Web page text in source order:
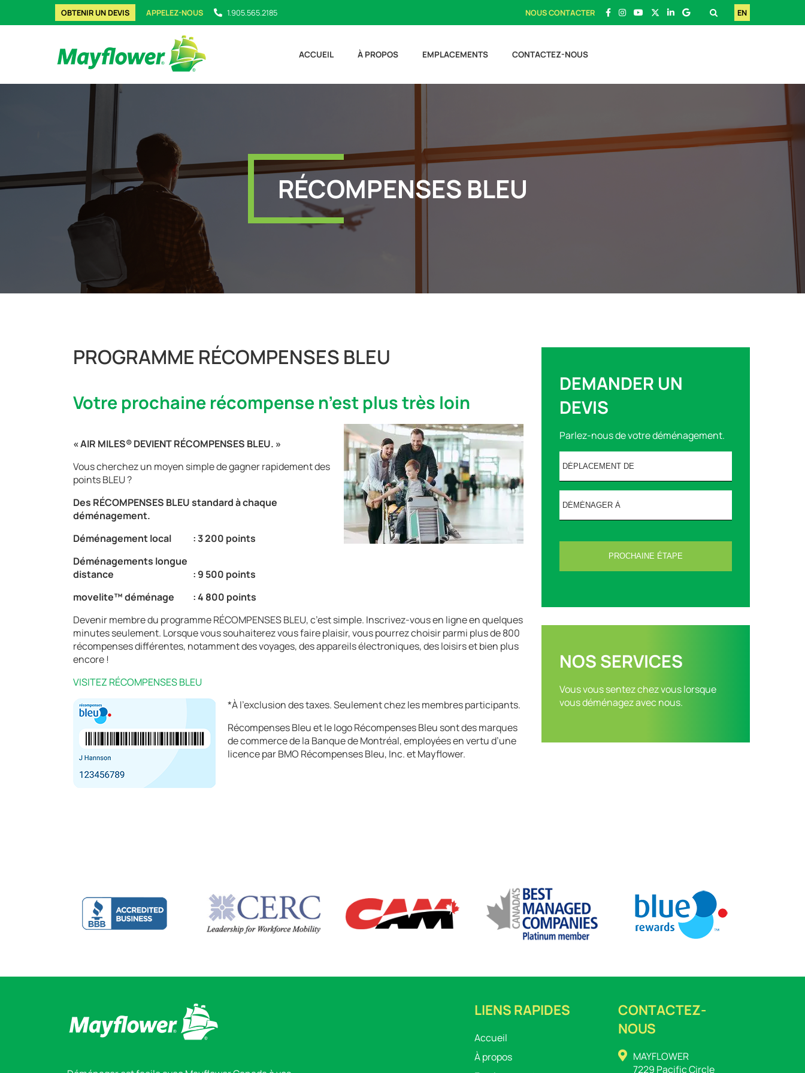
OBTENIR UN DEVIS APPELEZ-NOUS 1.905.565.2185 NOUS CONTACTER EN
ACCUEIL À PROPOS EMPLACEMENTS CONTACTEZ-NOUS
RÉCOMPENSES BLEU
PROGRAMME RÉCOMPENSES BLEU
Votre prochaine récompense n’est plus très loin
« AIR MILES® DEVIENT RÉCOMPENSES BLEU. »
Vous cherchez un moyen simple de gagner rapidement des
points BLEU ?
Des RÉCOMPENSES BLEU standard à chaque
déménagement.
Déménagement local
: 3 200 points
Déménagements longue
distance
: 9 500 points
movelite™ déménage
: 4 800 points
Devenir membre du programme RÉCOMPENSES BLEU, c’est simple. Inscrivez-vous en ligne en quelques
minutes seulement. Lorsque vous souhaiterez vous faire plaisir, vous pourrez choisir parmi plus de 800
récompenses différentes, notamment des voyages, des appareils électroniques, des loisirs et bien plus
encore !
VISITEZ RÉCOMPENSES BLEU
*À l’exclusion des taxes. Seulement chez les membres participants.
Récompenses Bleu et le logo Récompenses Bleu sont des marques
de commerce de la Banque de Montréal, employées en vertu d’une
licence par BMO Récompenses Bleu, Inc. et Mayflower.
DEMANDER UN
DEVIS
Parlez-nous de votre déménagement.
NOS SERVICES
Vous vous sentez chez vous lorsque
vous déménagez avec nous.
LIENS RAPIDES
Accueil
À propos
CONTACTEZ-
NOUS
MAYFLOWER
7229 Pacific Circle